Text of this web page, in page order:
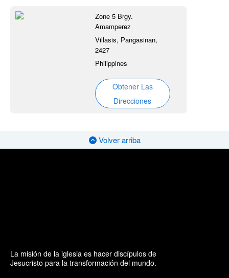
Zone 5 Brgy.
Amamperez
Villasis, Pangasinan,
2427
Philippines
Obtener Las
Direcciones
Volver arriba
La misión de la iglesia es hacer discípulos de
Jesucristo para la transformación del mundo.